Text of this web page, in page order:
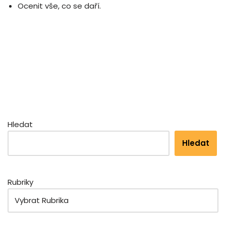
Ocenit vše, co se daří.
Hledat
Hledat
Rubriky